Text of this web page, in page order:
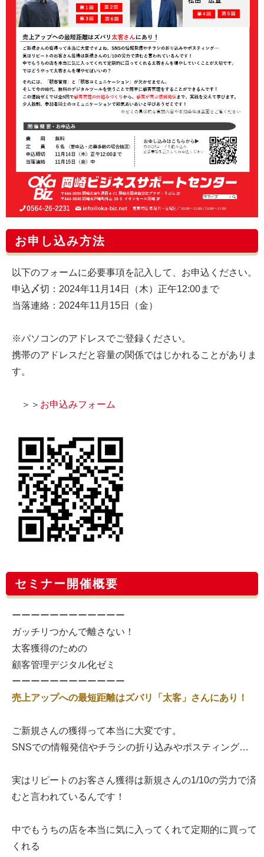
お申し込み方法
以下のフォームに必要事項を記入して、お申込ください。
申込〆切：2024年11月14日（木）正午12:00まで
当落連絡：2024年11月15日（金）
※パソコンのアドレスでご登録ください。
携帯のアドレスだと容量の関係ではじかれることがありま
す。
＞＞ お申込みフォーム
セミナー開催概要
ーーーーーーーーーーーー
ガッチリつかんで離さない！
太客獲得のための
顧客管理デジタル化ゼミ
ーーーーーーーーーーーー
売上アップへの最短距離はズバリ「太客」さんにあり！
ご新規さんの獲得って本当に大変です。
SNSでの情報発信やチラシの折り込みやポスティング…
実はリピートのお客さん獲得は新規さんの1/10の労力で済
むと言われているんです！
中でもうちの店を本当に気に入ってくれて定期的に買って
くれる